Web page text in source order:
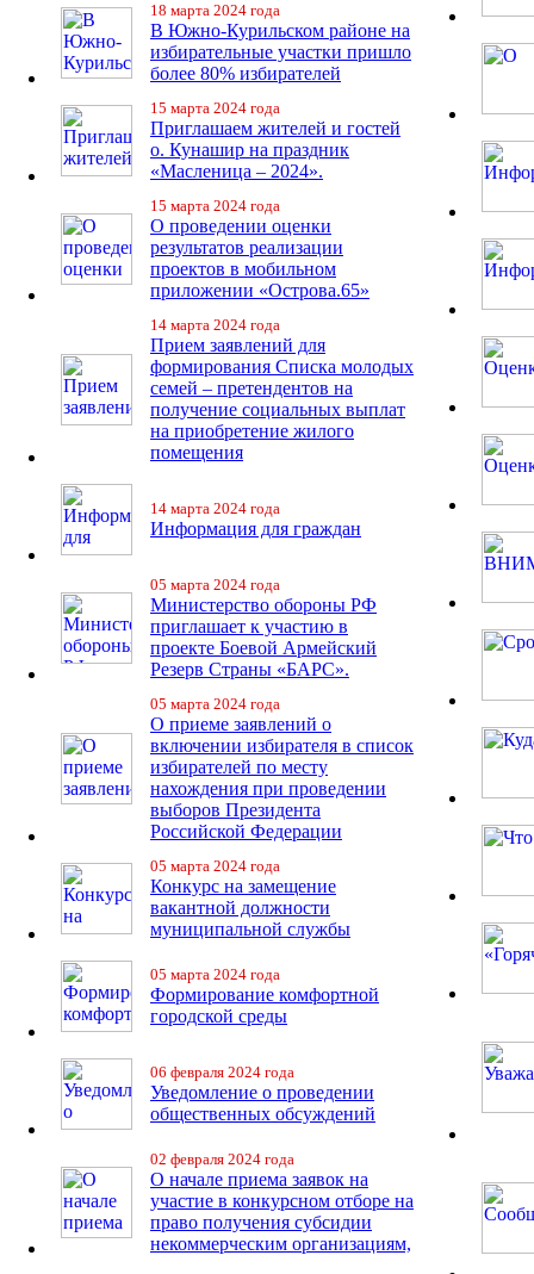
18 марта 2024 года
В Южно-Курильском районе на
избирательные участки пришло
более 80% избирателей
15 марта 2024 года
Приглашаем жителей и гостей
о. Кунашир на праздник
«Масленица – 2024».
15 марта 2024 года
О проведении оценки
результатов реализации
проектов в мобильном
приложении «Острова.65»
14 марта 2024 года
Прием заявлений для
формирования Списка молодых
семей – претендентов на
получение социальных выплат
на приобретение жилого
помещения
14 марта 2024 года
Информация для граждан
05 марта 2024 года
Министерство обороны РФ
приглашает к участию в
проекте Боевой Армейский
Резерв Страны «БАРС».
05 марта 2024 года
О приеме заявлений о
включении избирателя в список
избирателей по месту
нахождения при проведении
выборов Президента
Российской Федерации
05 марта 2024 года
Конкурс на замещение
вакантной должности
муниципальной службы
05 марта 2024 года
Формирование комфортной
городской среды
06 февраля 2024 года
Уведомление о проведении
общественных обсуждений
02 февраля 2024 года
О начале приема заявок на
участие в конкурсном отборе на
право получения субсидии
некоммерческим организациям,